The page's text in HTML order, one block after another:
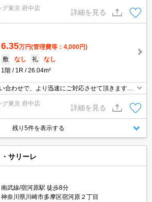
東京 府中店
詳細を見る
6.35万円(管理費等：4,000円)
敷
なし 礼
なし
1階
1R 26.04m²
合わせで、より迅速にご対応させて頂きます～
東京 府中店
詳細を見る
残り5件を表示する
・サリーレ
南武線/宿河原駅 徒歩8分
神奈川県川崎市多摩区宿河原２丁目